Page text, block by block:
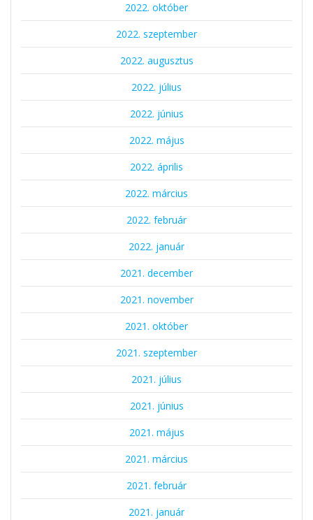
2022. október
2022. szeptember
2022. augusztus
2022. július
2022. június
2022. május
2022. április
2022. március
2022. február
2022. január
2021. december
2021. november
2021. október
2021. szeptember
2021. július
2021. június
2021. május
2021. március
2021. február
2021. január